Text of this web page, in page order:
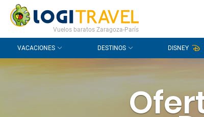
CONTACTO PREGUNTAS FRECUENTES
Vuelos baratos Zaragoza-París
VACACIONES DESTINOS DISNEY